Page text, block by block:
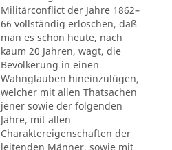
Militärconflict der Jahre 1862–
66 vollständig erloschen, daß
man es schon heute, nach
kaum 20 Jahren, wagt, die
Bevölkerung in einen
Wahnglauben hineinzulügen,
welcher mit allen Thatsachen
jener sowie der folgenden
Jahre, mit allen
Charaktereigenschaften der
leitenden Männer, sowie mit